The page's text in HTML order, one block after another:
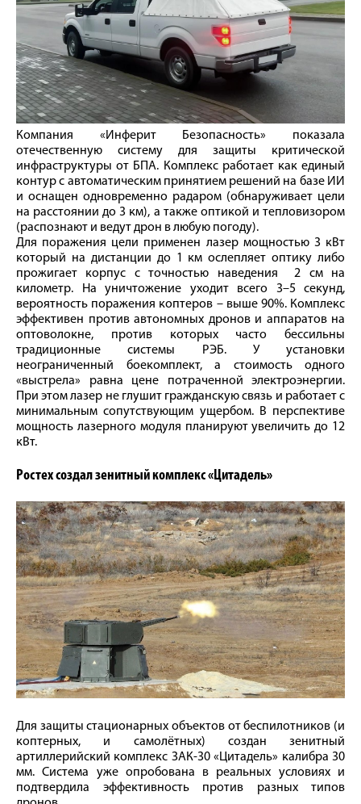
Компания «Инферит Безопасность» показала
отечественную систему для защиты критической
инфраструктуры от БПА. Комплекс работает как единый
контур с автоматическим принятием решений на базе ИИ
и оснащен одновременно радаром (обнаруживает цели
на расстоянии до 3 км), а также оптикой и тепловизором
(распознают и ведут дрон в любую погоду).
Для поражения цели применен лазер мощностью 3 кВт
который на дистанции до 1 км ослепляет оптику либо
прожигает корпус с точностью наведения 2 см на
километр. На уничтожение уходит всего 3–5 секунд,
вероятность поражения коптеров – выше 90%. Комплекс
эффективен против автономных дронов и аппаратов на
оптоволокне, против которых часто бессильны
традиционные системы РЭБ. У установки
неограниченный боекомплект, а стоимость одного
«выстрела» равна цене потраченной электроэнергии.
При этом лазер не глушит гражданскую связь и работает с
минимальным сопутствующим ущербом. В перспективе
мощность лазерного модуля планируют увеличить до 12
кВт.
Ростех создал зенитный комплекс «Цитадель»
Для защиты стационарных объектов от беспилотников (и
коптерных, и самолётных) создан зенитный
артиллерийский комплекс ЗАК-30 «Цитадель» калибра 30
мм. Система уже опробована в реальных условиях и
подтвердила эффективность против разных типов